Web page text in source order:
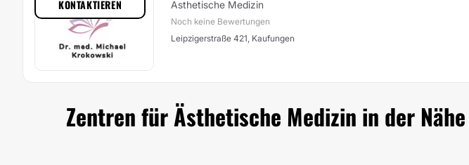
Ästhetische Medizin
Noch keine Bewertungen
Leipzigerstraße 421, Kaufungen
KONTAKTIEREN
Zentren für Ästhetische Medizin in der